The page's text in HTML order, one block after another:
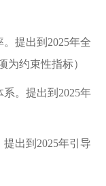
提出到2025年全
为约束性指标）
。提出到2025年
出到2025年引导